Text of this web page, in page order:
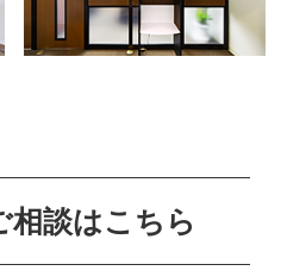
相談はこちら